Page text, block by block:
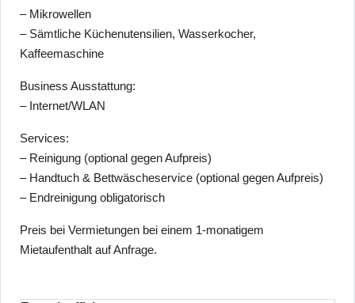
– Mikrowellen
– Sämtliche Küchenutensilien, Wasserkocher,
Kaffeemaschine
Business Ausstattung:
– Internet/WLAN
Services:
– Reinigung (optional gegen Aufpreis)
– Handtuch & Bettwäscheservice (optional gegen Aufpreis)
– Endreinigung obligatorisch
Preis bei Vermietungen bei einem 1-monatigem
Mietaufenthalt auf Anfrage.